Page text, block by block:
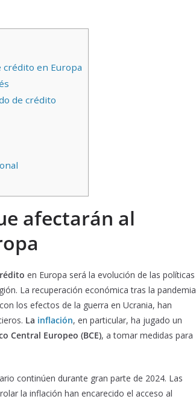
crédito en Europa
de crédito
afectarán al
en Europa será la evolución de las políticas
La recuperación económica tras la pandemia
los efectos de la guerra en Ucrania, han
La inflación, en particular, ha jugado un
Central Europeo (BCE), a tomar medidas para
continúen durante gran parte de 2024. Las
la inflación han encarecido el acceso al